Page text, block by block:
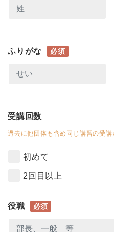
ふりがな 必須
受講回数
過去に他団体も含め同じ講習の受
初めて
2回目以上
役職 必須